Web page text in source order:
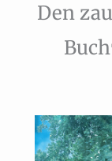
Den